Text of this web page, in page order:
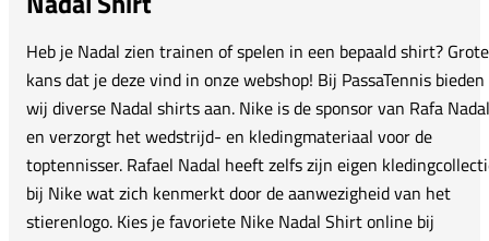
Heb je Nadal zien trainen of spelen in een bepaald shirt? Grote
kans dat je deze vind in onze webshop! Bij PassaTennis bieden
wij diverse Nadal shirts aan. Nike is de sponsor van Rafa Nadal
en verzorgt het wedstrijd- en kledingmateriaal voor de
toptennisser. Rafael Nadal heeft zelfs zijn eigen
bij Nike wat zich kenmerkt door de aanwezigheid van het
stierenlogo. Kies je favoriete Nike Nadal Shirt online bij